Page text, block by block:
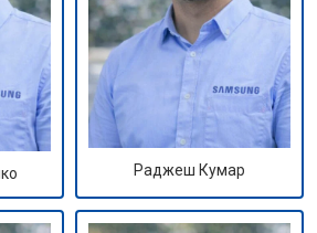
Раджеш Кумар